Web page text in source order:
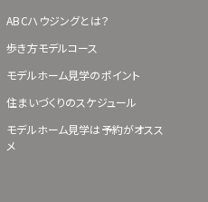
ABCハウジングとは？
歩き方モデルコース
モデルホーム見学のポイント
住まいづくりのスケジュール
モデルホーム見学は予約がオスス
メ